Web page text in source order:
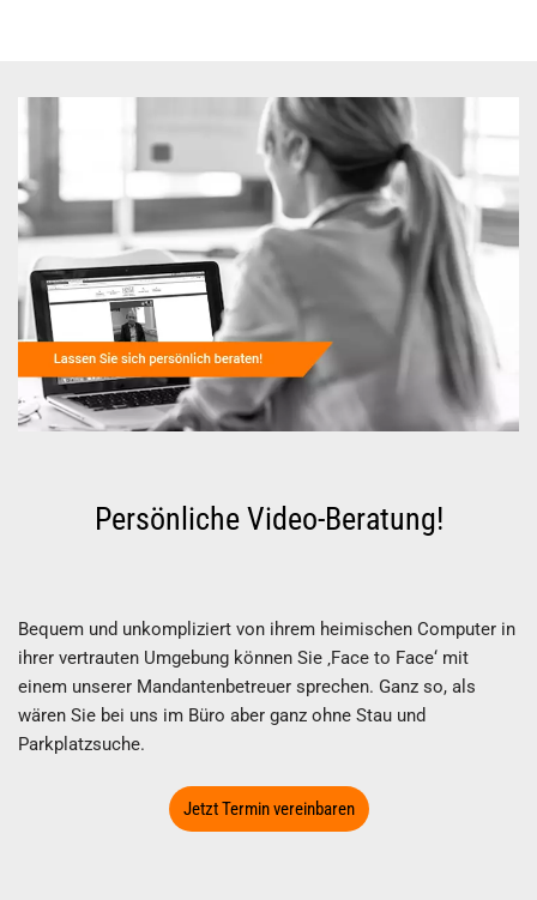
Persönliche Video-Beratung!
Bequem und unkompliziert von ihrem heimischen Computer in
ihrer vertrauten Umgebung können Sie ‚Face to Face‘ mit
einem unserer Mandantenbetreuer sprechen. Ganz so, als
wären Sie bei uns im Büro aber ganz ohne Stau und
Parkplatzsuche.
Jetzt Termin vereinbaren